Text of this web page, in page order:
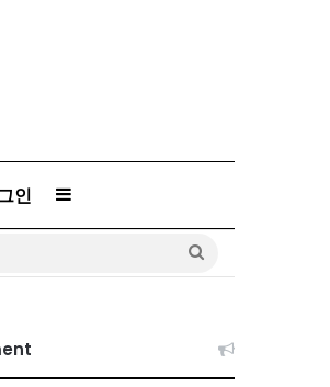
인 Sidebar